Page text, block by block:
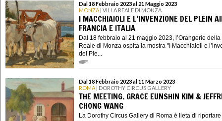
Dal 18 Febbraio 2023 al 21 Maggio 2023
MONZA | VILLA REALE DI MONZA
I MACCHIAIOLI E L’INVENZIONE DEL PLEIN
FRANCIA E ITALIA
Dal 18 febbraio al 21 maggio 2023, l’Orangerie
Reale di Monza ospita la mostra "I Macchiaioli e
del Ple...
Dal 18 Febbraio 2023 al 11 Marzo 2023
ROMA | DOROTHY CIRCUS GALLERY
THE MEETING. GRACE EUNSHIN KIM &
CHONG WANG
La Dorothy Circus Gallery di Roma è lieta di